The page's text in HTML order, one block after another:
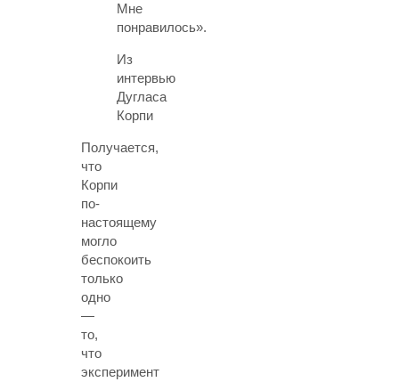
Мне
понравилось».
Из
интервью
Дугласа
Корпи
Получается,
что
Корпи
по-
настоящему
могло
беспокоить
только
одно
—
то,
что
эксперимент